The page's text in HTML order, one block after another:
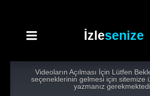
İzlesenize
Videoların Açılması İçin Lütfen
seçeneklerinin gelmesi için sitemize
yazmanız